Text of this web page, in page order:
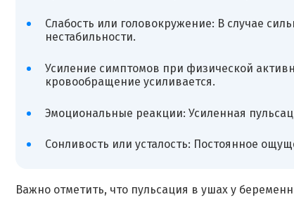
Слабость или головокружение: В случае
нестабильности.
Усиление симптомов при физической
кровообращение усиливается.
Эмоциональные реакции: Усиленная
Сонливость или усталость: Постоянное
Важно отметить, что пульсация в ушах у